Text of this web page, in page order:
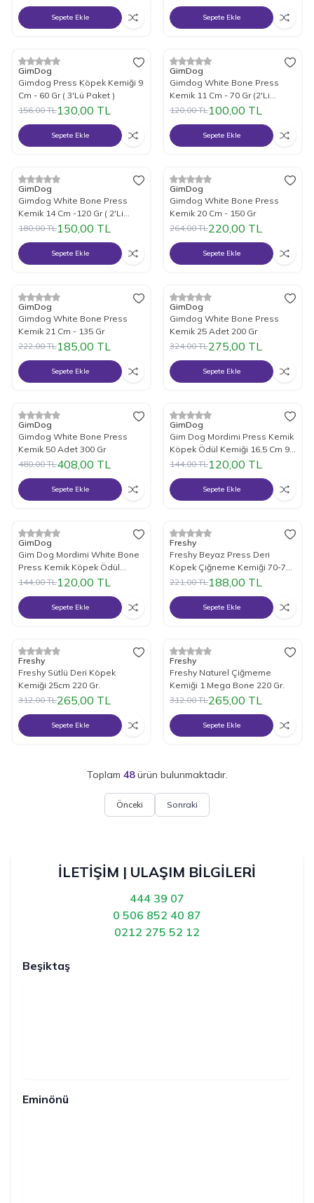
Sepete Ekle Sepete Ekle
%17İndirim
GimDog
Gimdog Press Köpek Kemiği 9
Cm - 60 Gr ( 3'Lü Paket )
156,00TL130,00 TL
Sepete Ekle
%17İndirim
GimDog
Gimdog White Bone Press
Kemik 11 Cm - 70 Gr (2'Li
Paket)
120,00TL100,00 TL
Sepete Ekle
%17İndirim
GimDog
Gimdog White Bone Press
Kemik 14 Cm -120 Gr ( 2'Li
Paket )
180,00TL150,00 TL
Sepete Ekle
%17İndirim
GimDog
Gimdog White Bone Press
Kemik 20 Cm - 150 Gr
264,00TL220,00 TL
Sepete Ekle
%17İndirim
GimDog
Gimdog White Bone Press
Kemik 21 Cm - 135 Gr
222,00TL185,00 TL
Sepete Ekle
%15İndirim
GimDog
Gimdog White Bone Press
Kemik 25 Adet 200 Gr
324,00TL275,00 TL
Sepete Ekle
%15İndirim
GimDog
Gimdog White Bone Press
Kemik 50 Adet 300 Gr
480,00TL408,00 TL
Sepete Ekle
%17İndirim
GimDog
Gim Dog Mordimi Press Kemik
Köpek Ödül Kemiği 16,5 Cm 90
Gr
144,00TL120,00 TL
Sepete Ekle
%17İndirim
GimDog
Gim Dog Mordimi White Bone
Press Kemik Köpek Ödül
Kemiği 16,5 Cm 90 Gr
144,00TL120,00 TL
Sepete Ekle
%15İndirim
Freshy
Freshy Beyaz Press Deri
Köpek Çiğneme Kemiği 70-75
Gr. x 2
221,00TL188,00 TL
Sepete Ekle
%15İndirim
Freshy
Freshy Sütlü Deri Köpek
Kemiği 25cm 220 Gr.
312,00TL265,00 TL
Sepete Ekle
%15İndirim
Freshy
Freshy Naturel Çiğmeme
Kemiği 1 Mega Bone 220 Gr.
312,00TL265,00 TL
Sepete Ekle
Toplam 48ürün bulunmaktadır.
Önceki Sonraki
İLETİŞİM | ULAŞIM BİLGİLERİ
444 39 07
0 506 852 40 87
0212 275 52 12
Beşiktaş
Eminönü